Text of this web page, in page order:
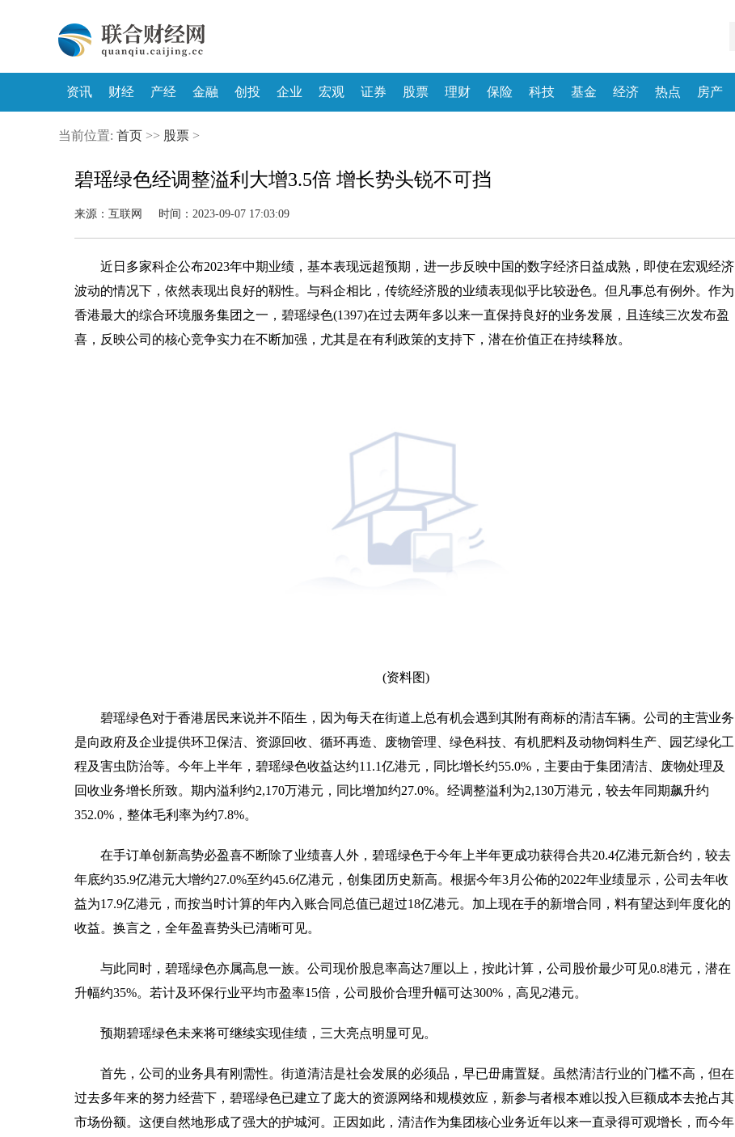
资讯 财经 产经 金融 创投 企业 宏观 证券 股票 理财 保险 科技 基金 经济 热点 房产
当前位置: 首页 >> 股票 >
碧瑶绿色经调整溢利大增3.5倍 增长势头锐不可挡
来源：互联网 时间：2023-09-07 17:03:09
近日多家科企公布2023年中期业绩，基本表现远超预期，进一步反映中国的数字经济日益成熟，即使在宏观经济
波动的情况下，依然表现出良好的靱性。与科企相比，传统经济股的业绩表现似乎比较逊色。但凡事总有例外。作为
香港最大的综合环境服务集团之一，碧瑶绿色(1397)在过去两年多以来一直保持良好的业务发展，且连续三次发布盈
喜，反映公司的核心竞争实力在不断加强，尤其是在有利政策的支持下，潜在价值正在持续释放。
(资料图)
碧瑶绿色对于香港居民来说并不陌生，因为每天在街道上总有机会遇到其附有商标的清洁车辆。公司的主营业务
是向政府及企业提供环卫保洁、资源回收、循环再造、废物管理、绿色科技、有机肥料及动物饲料生产、园艺绿化工
程及害虫防治等。今年上半年，碧瑶绿色收益达约11.1亿港元，同比增长约55.0%，主要由于集团清洁、废物处理及
回收业务增长所致。期内溢利约2,170万港元，同比增加约27.0%。经调整溢利为2,130万港元，较去年同期飙升约
352.0%，整体毛利率为约7.8%。
在手订单创新高势必盈喜不断除了业绩喜人外，碧瑶绿色于今年上半年更成功获得合共20.4亿港元新合约，较去
年底约35.9亿港元大增约27.0%至约45.6亿港元，创集团历史新高。根据今年3月公佈的2022年业绩显示，公司去年收
益为17.9亿港元，而按当时计算的年内入账合同总值已超过18亿港元。加上现在手的新增合同，料有望达到年度化的
收益。换言之，全年盈喜势头已清晰可见。
与此同时，碧瑶绿色亦属高息一族。公司现价股息率高达7厘以上，按此计算，公司股价最少可见0.8港元，潜在
升幅约35%。若计及环保行业平均市盈率15倍，公司股价合理升幅可达300%，高见2港元。
预期碧瑶绿色未来将可继续实现佳绩，三大亮点明显可见。
首先，公司的业务具有刚需性。街道清洁是社会发展的必须品，早已毌庸置疑。虽然清洁行业的门槛不高，但在
过去多年来的努力经营下，碧瑶绿色已建立了庞大的资源网络和规模效应，新参与者根本难以投入巨额成本去抢占其
市场份额。这便自然地形成了强大的护城河。正因如此，清洁作为集团核心业务近年以来一直录得可观增长，而今年